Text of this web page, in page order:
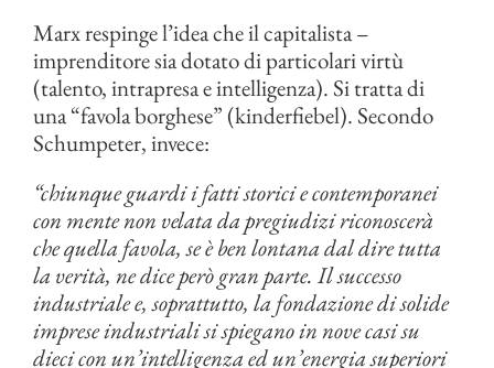
Marx respinge l’idea che il capitalista –
imprenditore sia dotato di particolari virtù
(talento, intrapresa e intelligenza). Si tratta di
una “favola borghese” (kinderfiebel). Secondo
Schumpeter, invece:
“chiunque guardi i fatti storici e contemporanei
con mente non velata da pregiudizi riconoscerà
che quella favola, se è ben lontana dal dire tutta
la verità, ne dice però gran parte. Il successo
industriale e, soprattutto, la fondazione di solide
imprese industriali si spiegano in nove casi su
dieci con un’intelligenza ed un’energia superiori